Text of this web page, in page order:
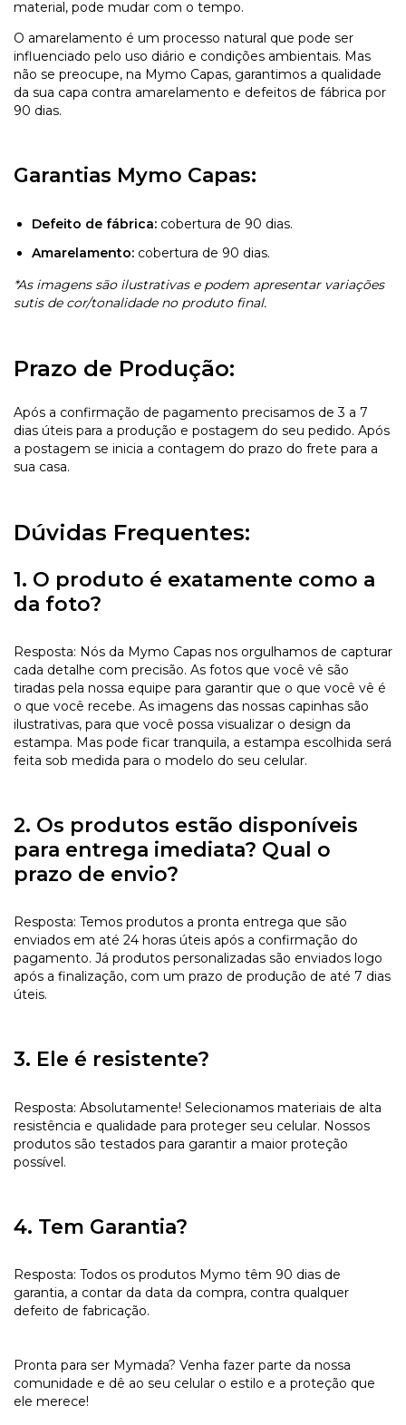
material, pode mudar com o tempo.
O amarelamento é um processo natural que pode ser
influenciado pelo uso diário e condições ambientais. Mas
não se preocupe, na Mymo Capas, garantimos a qualidade
da sua capa contra amarelamento e defeitos de fábrica por
90 dias.
Garantias Mymo Capas:
Defeito de fábrica: cobertura de 90 dias.
Amarelamento: cobertura de 90 dias.
*As imagens são ilustrativas e podem apresentar variações
sutis de cor/tonalidade no produto final.
Prazo de Produção:
Após a confirmação de pagamento precisamos de 3 a 7
dias úteis para a produção e postagem do seu pedido. Após
a postagem se inicia a contagem do prazo do frete para a
sua casa.
Dúvidas Frequentes:
1. O produto é exatamente como a
da foto?
Resposta: Nós da Mymo Capas nos orgulhamos de capturar
cada detalhe com precisão. As fotos que você vê são
tiradas pela nossa equipe para garantir que o que você vê é
o que você recebe. As imagens das nossas capinhas são
ilustrativas, para que você possa visualizar o design da
estampa. Mas pode ficar tranquila, a estampa escolhida será
feita sob medida para o modelo do seu celular.
2. Os produtos estão disponíveis
para entrega imediata? Qual o
prazo de envio?
Resposta: Temos produtos a pronta entrega que são
enviados em até 24 horas úteis após a confirmação do
pagamento. Já produtos personalizadas são enviados logo
após a finalização, com um prazo de produção de até 7 dias
úteis.
3. Ele é resistente?
Resposta: Absolutamente! Selecionamos materiais de alta
resistência e qualidade para proteger seu celular. Nossos
produtos são testados para garantir a maior proteção
possível.
4. Tem Garantia?
Resposta: Todos os produtos Mymo têm 90 dias de
garantia, a contar da data da compra, contra qualquer
defeito de fabricação.
Pronta para ser Mymada? Venha fazer parte da nossa
comunidade e dê ao seu celular o estilo e a proteção que
ele merece!